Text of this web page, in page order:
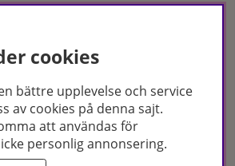
utvalt sortiment inom hudvård, hårvård och
i butik. Med över 50 års erfarenhet och
hjälper vi dig att hitta rätt produkter och
behov. Handla enkelt på hudoteket.se eller
Malmö.
cookies
bättre upplevelse och service
av cookies på denna sajt.
att användas för
personlig annonsering.